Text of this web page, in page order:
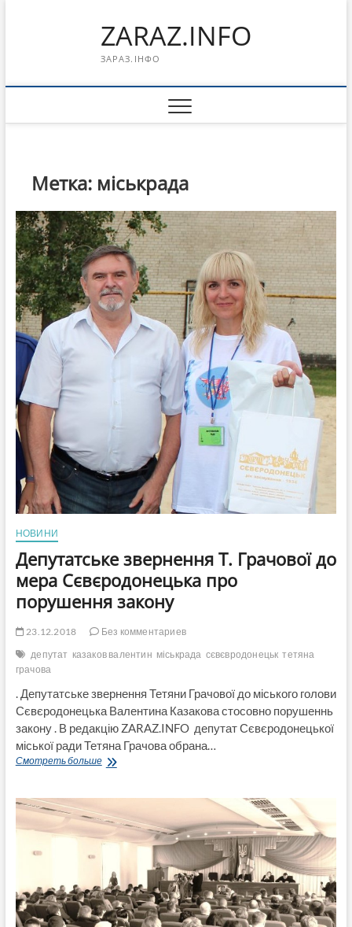
ZARAZ.INFO
ЗАРАЗ.ІНФО
Метка: міськрада
НОВИНИ
Депутатське звернення Т. Грачової до
мера Сєвєродонецька про
порушення закону
23.12.2018
Без комментариев
депутат казаков валентин міськрада сєвєвродонецьк тетяна
грачова
. Депутатське звернення Тетяни Грачової до міського голови
Сєвєродонецька Валентина Казакова стосовно порушеннь
закону . В редакцію ZARAZ.INFO депутат Сєвєродонецької
міської ради Тетяна Грачова обрана…
Смотреть большеДепутатське
Грачової
до
мера
Сєвєродонецька
порушення
закону